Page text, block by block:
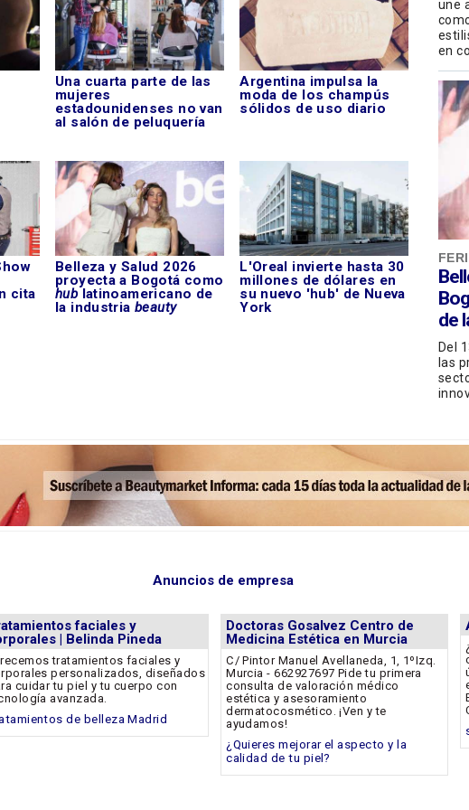
une
en
de
Del
las
Una cuarta parte de las
mujeres
estadounidenses no van
al salón de peluquería
Argentina impulsa la
moda de los champús
sólidos de uso diario
cita
Belleza y Salud 2026
proyecta a Bogotá como
hublatinoamericano de
la industria beauty
L'Oreal invierte hasta 30
millones de dólares en
su nuevo 'hub' de Nueva
York
Anuncios de empresa
faciales y
| Belinda Pineda
tratamientos faciales y
personalizados, diseñados
cuidar tu piel y tu cuerpo con
avanzada.
de belleza Madrid
Doctoras Gosalvez Centro de
Medicina Estética en Murcia
C/ Pintor Manuel Avellaneda, 1, 1ºIzq.
Murcia - 662927697 Pide tu primera
consulta de valoración médico
estética y asesoramiento
dermatocosmético. ¡Ven y te
ayudamos!
¿Quieres mejorar el aspecto y la
calidad de tu piel?